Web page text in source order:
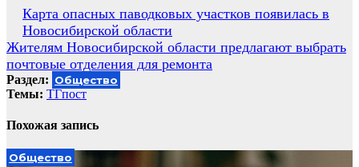
Навигация
по
записям
Карта опасных паводковых участков появилась в
Новосибирской области
Жителям Новосибирской области предлагают выбрать
почтовые отделения для ремонта
Раздел: Общество
Темы: ТГпост
Похожая запись
Общество